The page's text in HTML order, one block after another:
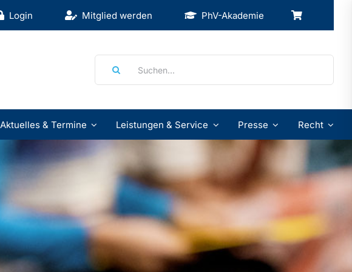
Login Mitglied werden PhV-Akademie
Aktuelles & Termine Leistungen & Service Presse Recht